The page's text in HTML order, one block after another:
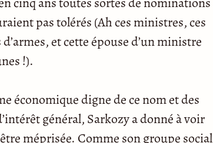
pas tolérés (Ah ces ministres, ces
et cette épouse d’un ministre
!).
économique digne de ce nom et des
général, Sarkozy a donné à voir
méprisée. Comme son groupe social